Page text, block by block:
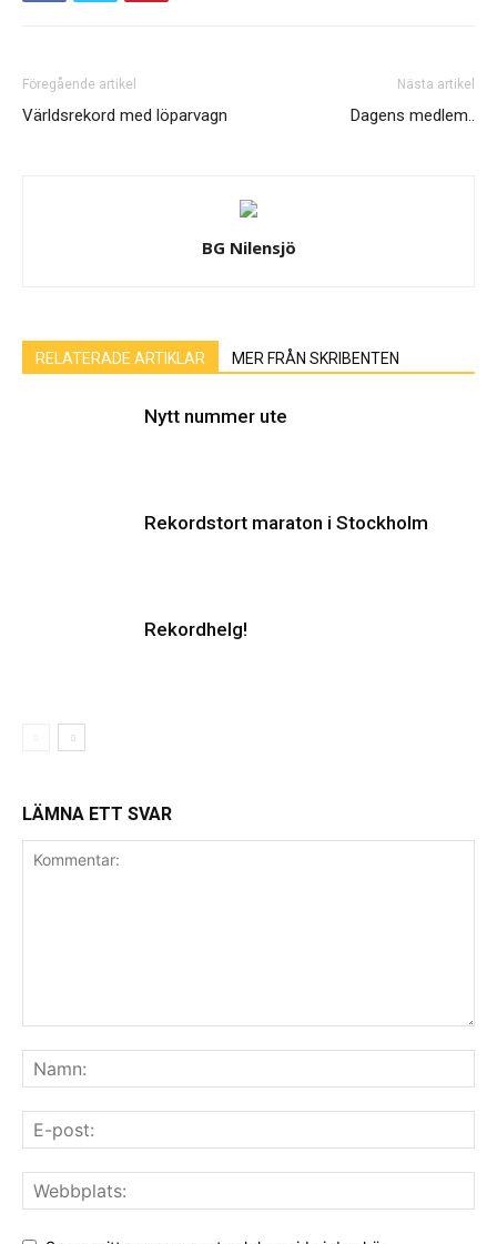
Föregående artikel
Världsrekord med löparvagn
Nästa artikel
Dagens medlem..
BG Nilensjö
RELATERADE ARTIKLAR MER FRÅN SKRIBENTEN
Nytt nummer ute
Rekordstort maraton i Stockholm
Rekordhelg!
LÄMNA ETT SVAR